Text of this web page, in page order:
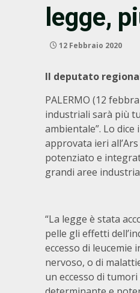
legge,
12 Febbraio 2020
Il deputato
PALERMO (12
industriali sarà più
ambientale”. Lo
approvata ieri
potenziato e
grandi aree
“La legge è stata
pelle gli effetti
eccesso di leucemie
nervoso, o di
un eccesso di